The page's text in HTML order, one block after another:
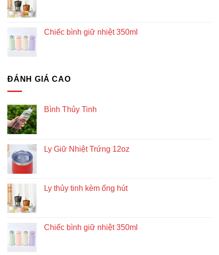
Chiếc bình giữ nhiệt 350ml
ĐÁNH GIÁ CAO
Bình Thủy Tinh
Ly Giữ Nhiệt Trứng 12oz
Ly thủy tinh kèm ống hút
Chiếc bình giữ nhiệt 350ml